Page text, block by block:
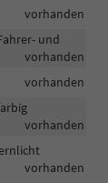
vorhanden
und
vorhanden
vorhanden
vorhanden
vorhanden